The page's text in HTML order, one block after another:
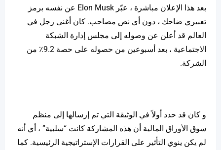
بعد هذا الإعلان مباشرة ، عبّر Elon Musk عن نفسه برمز
تعبيري ضاحك ، دون أي نص مصاحب. كان أغنى رجل في
العالم قد أعلن عن وصوله إلى مجلس إدارة الشبكة
الاجتماعية ، بعد أسبوعين من حصوله على حصة 9.2٪ من
الشركة.
و كان قد حدد أولاً في الوثيقة التي تم إرسالها إلى منظم
سوق الأوراق المالية أن هذه المشاركة كانت “سلبية” ، أي أنه
لم يكن ينوي التأثير على القرارات الإستراتيجية الرئيسية. كما